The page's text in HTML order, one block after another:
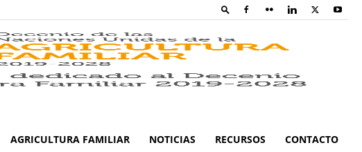
AGRICULTURA FAMILIAR NOTICIAS RECURSOS CONTACTO